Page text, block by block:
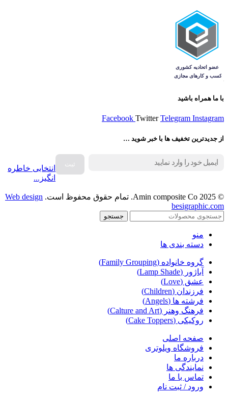
با ما همراه باشید
Facebook Twitter Telegram Instagram
از جدیدترین تخفیف ها با خبر شوید …
انتخابی خاطره
انگیز...
© 2025 Amin composite Co. تمام حقوق محفوظ است.
Web design
besigraphic.com
جستجو
منو
دسته بندی ها
گروه خانواده (Family Grouping)
آباژور (Lamp Shade)
عشق (Love)
فرزندان (Children)
فرشته ها (Angels)
فرهنگ وهنر (Calture and Art)
روکیکی (Cake Toppers)
صفحه اصلی
فروشگاه ویلوتری
درباره ما
نمایندگی ها
تماس با ما
ورود / ثبت نام